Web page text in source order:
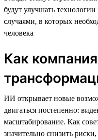
будут улучшать
случаями, в которых
человека
Как
ИИ открывает новые
двигаться постепенно:
масштабирование. Как
значительно снизить